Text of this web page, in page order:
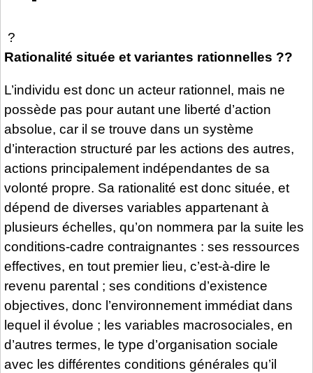
?
Rationalité située et variantes rationnelles ??
L’individu est donc un acteur rationnel, mais ne
possède pas pour autant une liberté d’action
absolue, car il se trouve dans un système
d’interaction structuré par les actions des autres,
actions principalement indépendantes de sa
volonté propre. Sa rationalité est donc située, et
dépend de diverses variables appartenant à
plusieurs échelles, qu’on nommera par la suite les
conditions-cadre contraignantes : ses ressources
effectives, en tout premier lieu, c’est-à-dire le
revenu parental ; ses conditions d’existence
objectives, donc l’environnement immédiat dans
lequel il évolue ; les variables macrosociales, en
d’autres termes, le type d’organisation sociale
avec les différentes conditions générales qu’il